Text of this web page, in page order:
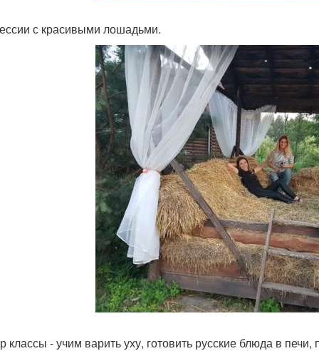
с красивыми лошадьми.
классы - учим варить уху, готовить русские блюда в